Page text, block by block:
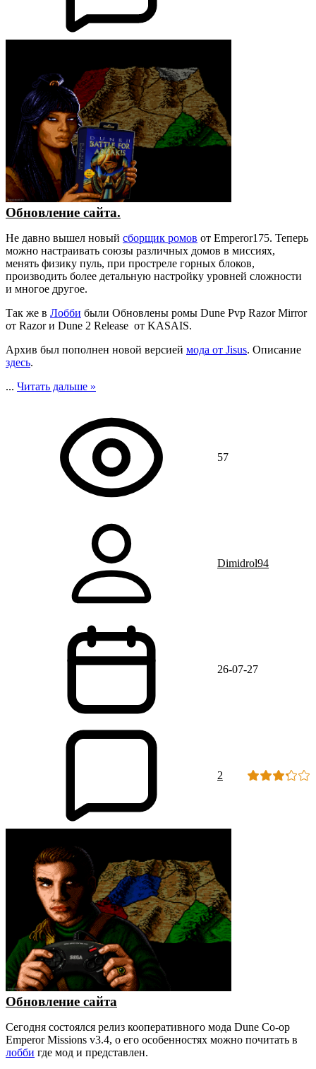
Обновление сайта.
Не давно вышел новый сборщик ромов от Emperor175. Теперь
можно настраивать союзы различных домов в миссиях,
менять физику пуль, при простреле горных блоков,
производить более детальную настройку уровней сложности
и многое другое.
Так же в Лобби были Обновлены ромы Dune Pvp Razor Mirror
от Razor и Dune 2 Release от KASAIS.
Архив был пополнен новой версией мода от Jisus. Описание
здесь.
... Читать дальше »
57
Dimidrol94
26-07-27
2
Обновление сайта
Сегодня состоялся релиз кооперативного мода Dune Co-op
Emperor Missions v3.4, о его особенностях можно почитать в
лобби где мод и представлен.